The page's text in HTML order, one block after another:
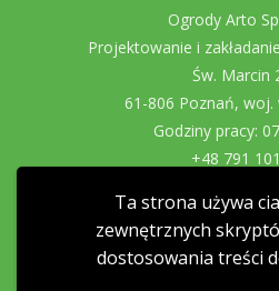
Ta strona używa
zewnętrznych
dostosowania treści
Ogrody Arto
Projektowanie i
Św. Marcin
61-806 Poznań, woj.
Godziny pracy:
+48 791
NIP:
REGON: